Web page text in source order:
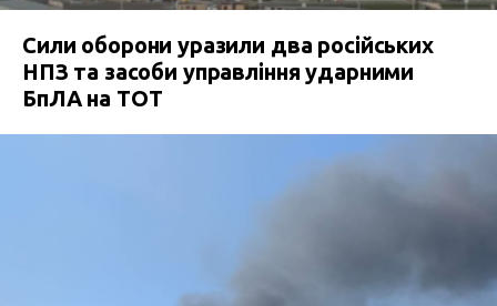
Сили оборони уразили два російських
НПЗ та засоби управління ударними
БпЛА на ТОТ